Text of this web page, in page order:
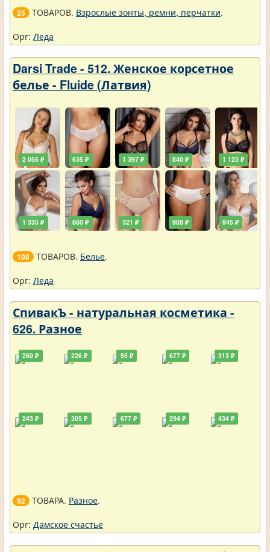
25 ТОВАРОВ. Взрослые зонты, ремни, перчатки.
Орг: Леда
Darsi Trade - 512. Женское корсетное
белье - Fluide (Латвия)
2 056 ₽
1 335 ₽
635 ₽
860 ₽
1 397 ₽
321 ₽
840 ₽
908 ₽
1 123 ₽
945 ₽
108 ТОВАРОВ. Белье.
Орг: Леда
СпивакЪ - натуральная косметика -
626. Разное
260 ₽
243 ₽
226 ₽
305 ₽
95 ₽
677 ₽
677 ₽
294 ₽
313 ₽
434 ₽
92 ТОВАРА. Разное.
Орг: Дамское счастье